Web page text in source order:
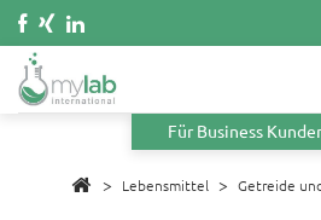
Material
Infos
Für Business
> Lebensmittel > Getreide